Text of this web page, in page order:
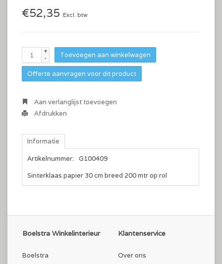
€52,35 Excl. btw
+
-
Toevoegen aan winkelwagen
Offerte aanvragen voor dit product
Aan verlanglijst toevoegen
Afdrukken
Informatie
Artikelnummer:
G100409
Sinterklaas papier 30 cm breed 200 mtr op rol
Boelstra Winkelinterieur
Boelstra
Klantenservice
Over ons